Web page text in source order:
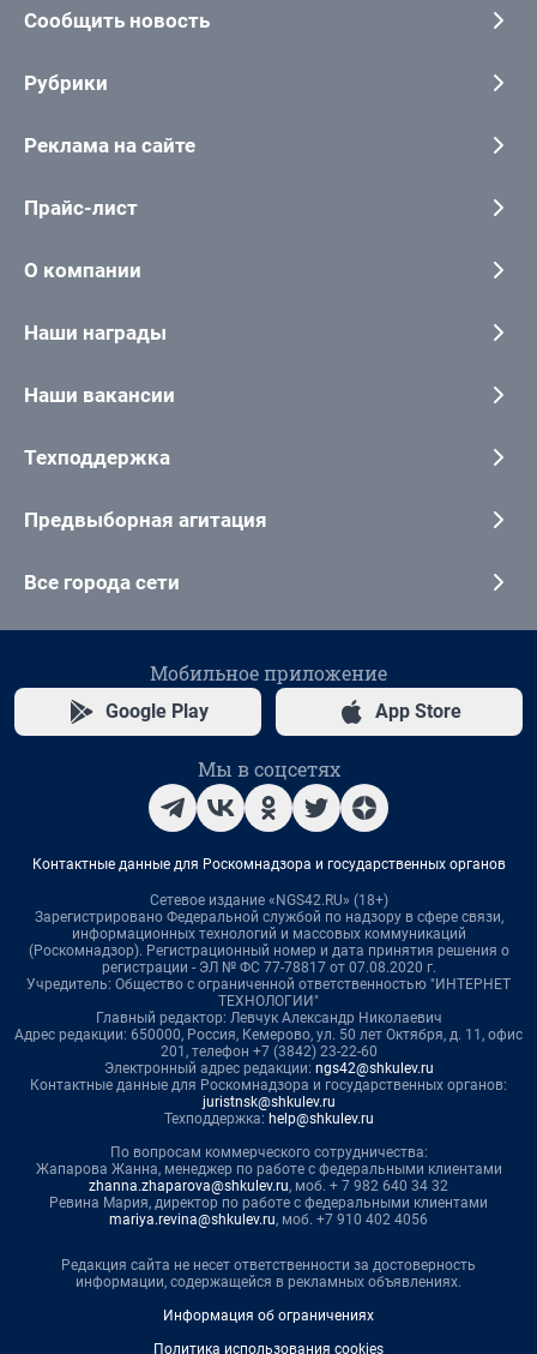
Сообщить новость
Рубрики
Реклама на сайте
Прайс-лист
О компании
Наши награды
Наши вакансии
Техподдержка
Предвыборная агитация
Все города сети
Мобильное приложение
Google Play App Store
Мы в соцсетях
Контактные данные для Роскомнадзора и государственных органов
Сетевое издание «NGS42.RU» (18+)
Зарегистрировано Федеральной службой по надзору в сфере связи,
информационных технологий и массовых коммуникаций
(Роскомнадзор). Регистрационный номер и дата принятия решения о
регистрации - ЭЛ № ФС 77-78817 от 07.08.2020 г.
Учредитель: Общество с ограниченной ответственностью "ИНТЕРНЕТ
ТЕХНОЛОГИИ"
Главный редактор: Левчук Александр Николаевич
Адрес редакции: 650000, Россия, Кемерово, ул. 50 лет Октября, д. 11, офис
201, телефон +7 (3842) 23-22-60
Электронный адрес редакции: ngs42@shkulev.ru
Контактные данные для Роскомнадзора и государственных органов:
juristnsk@shkulev.ru
Техподдержка: help@shkulev.ru
По вопросам коммерческого сотрудничества:
Жапарова Жанна, менеджер по работе с федеральными клиентами
zhanna.zhaparova@shkulev.ru, моб. + 7 982 640 34 32
Ревина Мария, директор по работе с федеральными клиентами
mariya.revina@shkulev.ru, моб. +7 910 402 4056
Редакция сайта не несет ответственности за достоверность
информации, содержащейся в рекламных объявлениях.
Информация об ограничениях
Политика использования cookies